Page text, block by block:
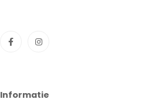
Informatie